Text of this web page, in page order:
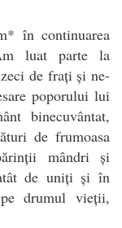
în continuarea
luat parte la
de frați și ne-
poporului lui
binecuvântat,
de frumoasa
mândri și
de uniți și în
drumul vieții,